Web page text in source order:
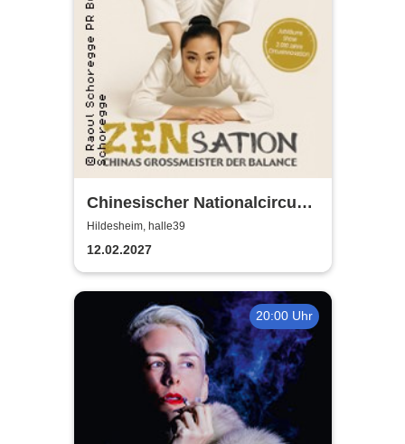
Chinesischer Nationalcircus -
ZENsation - Chinas
Grossmeister der Balance
Hildesheim, halle39
12.02.2027
20:00 Uhr